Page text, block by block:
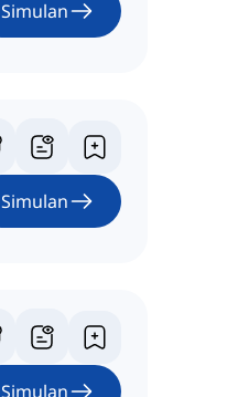
Simulan
Simulan
Simulan